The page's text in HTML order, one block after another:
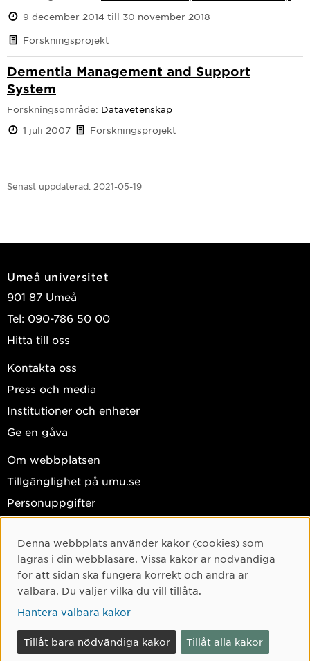
9 december 2014 till 30 november 2018
Forskningsprojekt
Dementia Management and Support
System
Forskningsområde: Datavetenskap
1 juli 2007
Forskningsprojekt
Senast uppdaterad: 2021-05-19
Umeå universitet
901 87 Umeå
Tel: 090-786 50 00
Hitta till oss
Kontakta oss
Press och media
Institutioner och enheter
Ge en gåva
Om webbplatsen
Tillgänglighet på umu.se
Personuppgifter
Facebook
Instagram
TikTok
Youtube
LinkedIn
Cookie-samtycke
Denna webbplats använder kakor (cookies) som
lagras i din webbläsare. Vissa kakor är nödvändiga
för att sidan ska fungera korrekt och andra är
valbara. Du väljer vilka du vill tillåta.
Hantera valbara kakor
Tillåt bara nödvändiga kakor Tillåt alla kakor